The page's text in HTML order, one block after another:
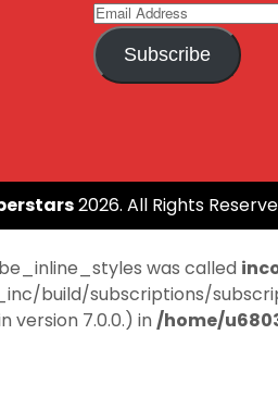
Subscribe
2026. All Rights
was called
build/subscriptions/
version 7.0.0.) in /home/